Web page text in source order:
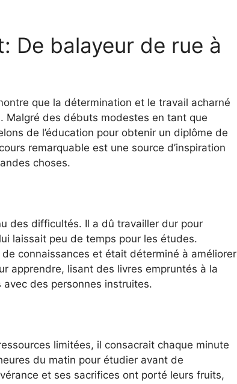
De balayeur de rue à
que la détermination et le travail acharné
Malgré des débuts modestes en tant que
de l’éducation pour obtenir un diplôme de
remarquable est une source d’inspiration
choses.
des difficultés. Il a dû travailler dur pour
laissait peu de temps pour les études.
connaissances et était déterminé à améliorer
apprendre, lisant des livres empruntés à la
des personnes instruites.
limitées, il consacrait chaque minute
du matin pour étudier avant de
et ses sacrifices ont porté leurs fruits,